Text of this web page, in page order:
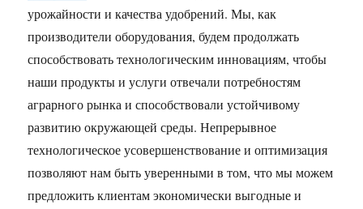
урожайности и качества удобрений. Мы, как
производители оборудования, будем продолжать
способствовать технологическим инновациям, чтобы
наши продукты и услуги отвечали потребностям
аграрного рынка и способствовали устойчивому
развитию окружающей среды. Непрерывное
технологическое усовершенствование и оптимизация
позволяют нам быть уверенными в том, что мы можем
предложить клиентам экономически выгодные и